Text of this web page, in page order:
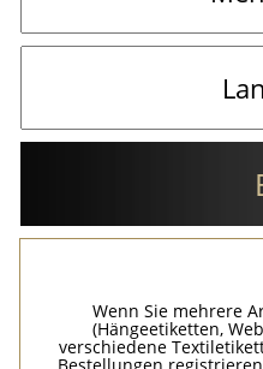
Wenn Sie mehrere
(Hängeetiketten,
verschiedene